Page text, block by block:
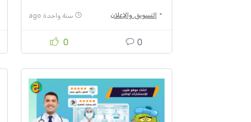
التسويق والإعلان سنة واحدة ago
0 0